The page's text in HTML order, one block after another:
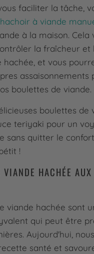
faciliter la tâche,
à viande
à la maison. Cela
la fraîcheur et
hachée, et vous
assaisonnements
boulettes de viande.
boulettes de
teriyaki pour un
sans quitter le
!
VIANDE HACHÉE AUX
viande hachée sont
qui peut être
Aujourd'hui,
santé et